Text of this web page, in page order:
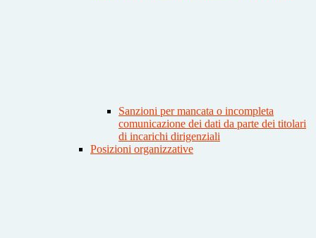
Sanzioni per mancata o incompleta
comunicazione dei dati da parte dei titolari
di incarichi dirigenziali
Posizioni organizzative